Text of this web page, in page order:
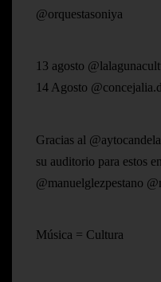
@orquestasoniya
13 agosto
14 Agosto
Gracias al
su auditorio para estos
@manuelglezpestano
Música = Cultura